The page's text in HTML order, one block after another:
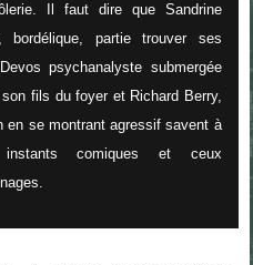
Il faut dire que Sandrine
bordélique, partie trouver ses
psychanalyste submergée
fils du foyer et Richard Berry,
en se montrant agressif savent à
comiques et ceux